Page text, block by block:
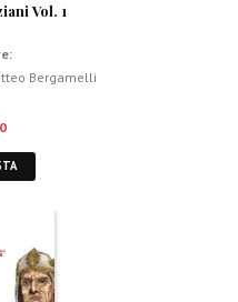
Vol. 1
Bergamelli